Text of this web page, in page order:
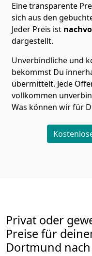
Eine transparente
sich aus den
Jeder Preis ist
dargestellt.
Unverbindliche und
bekommst Du
übermittelt. Jede
vollkommen
Was können wir für
Privat oder
Preise für
Dortmund